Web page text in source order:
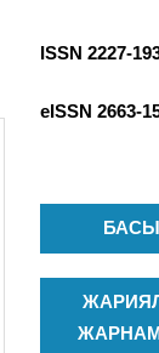
c
ISSN 2227-
eISSN 2663-